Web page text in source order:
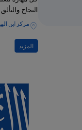
النجاح والتألق
مركز ابن
المزيد